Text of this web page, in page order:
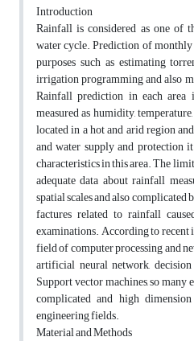
Introduction
Rainfall is considered as one of
water cycle. Prediction of
purposes such as estimating
irrigation programming and also
Rainfall prediction in each area
measured as humidity,
located in a hot and arid region
and water supply and
characteristics in this area. The
adequate data about rainfall
spatial scales and also
factures related to rainfall
examinations. According to
field of computer processing and
artificial neural network,
Support vector machines, so
complicated and high
engineering fields.
Material and Methods